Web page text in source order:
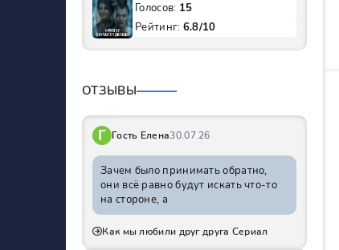
Голосов: 15
Рейтинг: 6.8/10
ОТЗЫВЫ
Г Гость Елена30.07.26
Зачем было принимать обратно,
они всё равно будут искать что-то
на стороне, а
Как мы любили друг друга Сериал